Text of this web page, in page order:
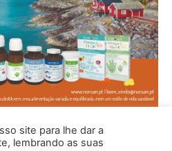
site para lhe dar a
lembrando as suas